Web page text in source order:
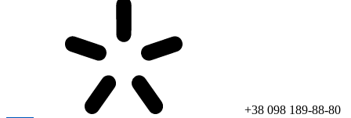
+38 098 189-88-80